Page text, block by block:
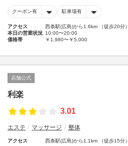
クーポン有 駐車場有
アクセス
西条駅(広島)から1.6km （徒歩20分）
本日の営業状況 10:00〜20:00
価格帯
￥1,980〜￥5,000
店舗公式
利楽
3.01
エステ マッサージ 整体
アクセス 西条駅(広島)から1.1km （徒歩15分）